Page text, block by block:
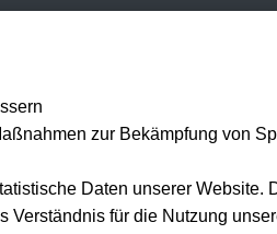
zur Bekämpfung von
Daten unserer Website.
Verständnis für die Nutzung